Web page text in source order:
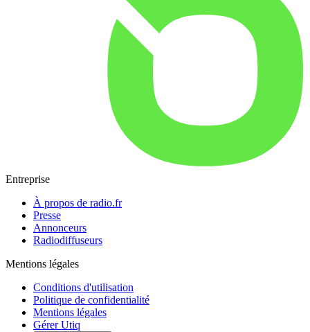
Entreprise
À propos de radio.fr
Presse
Annonceurs
Radiodiffuseurs
Mentions légales
Conditions d'utilisation
Politique de confidentialité
Mentions légales
Gérer Utiq